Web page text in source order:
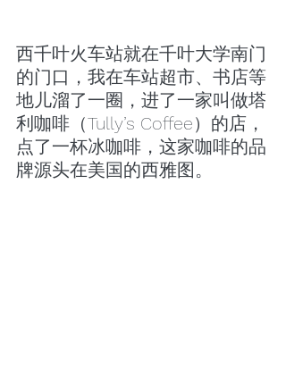
西千叶火车站就在千叶大学南门
的门口，我在车站超市、书店等
地儿溜了一圈，进了一家叫做塔
利咖啡（Tully’s Coffee）的店，
点了一杯冰咖啡，这家咖啡的品
牌源头在美国的西雅图。